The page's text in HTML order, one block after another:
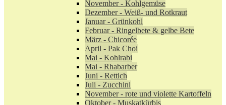
November - Kohlgemüse
Dezember - Weiß- und Rotkraut
Januar - Grünkohl
Februar - Ringelbete & gelbe Bete
März - Chicorée
April - Pak Choi
Mai - Kohlrabi
Mai - Rhabarber
Juni - Rettich
Juli - Zucchini
November - rote und violette Kartoffeln
Oktober - Muskatkürbis